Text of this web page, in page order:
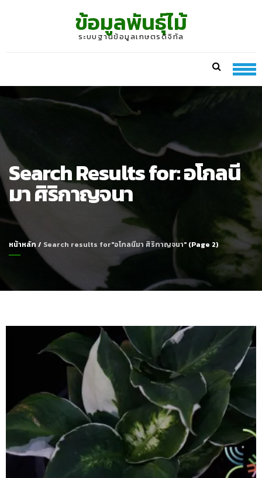
ข้อมูลพันธุ์ไม้
ระบบฐานข้อมูลเกษตรดิจิทัล
Search Results for:อโกลนี
มา ศิริกาญจนา
หน้าหลัก / Search results for"อโกลนีมา ศิริกาญจนา" (Page 2)